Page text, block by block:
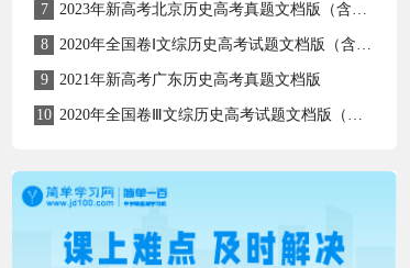
7 2023年新高考北京历史高考真题文档版（含答案）
8 2020年全国卷Ⅰ文综历史高考试题文档版（含答案）
9 2021年新高考广东历史高考真题文档版
10 2020年全国卷Ⅲ文综历史高考试题文档版（含答案）